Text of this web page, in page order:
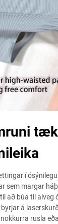
í
sem margar
að búa til alveg
á
rusla